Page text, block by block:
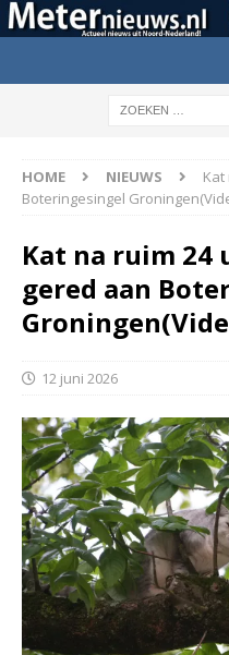
HOME NIEUWS
Boteringesingel
Kat na ruim 24
gered aan
12 juni 2026